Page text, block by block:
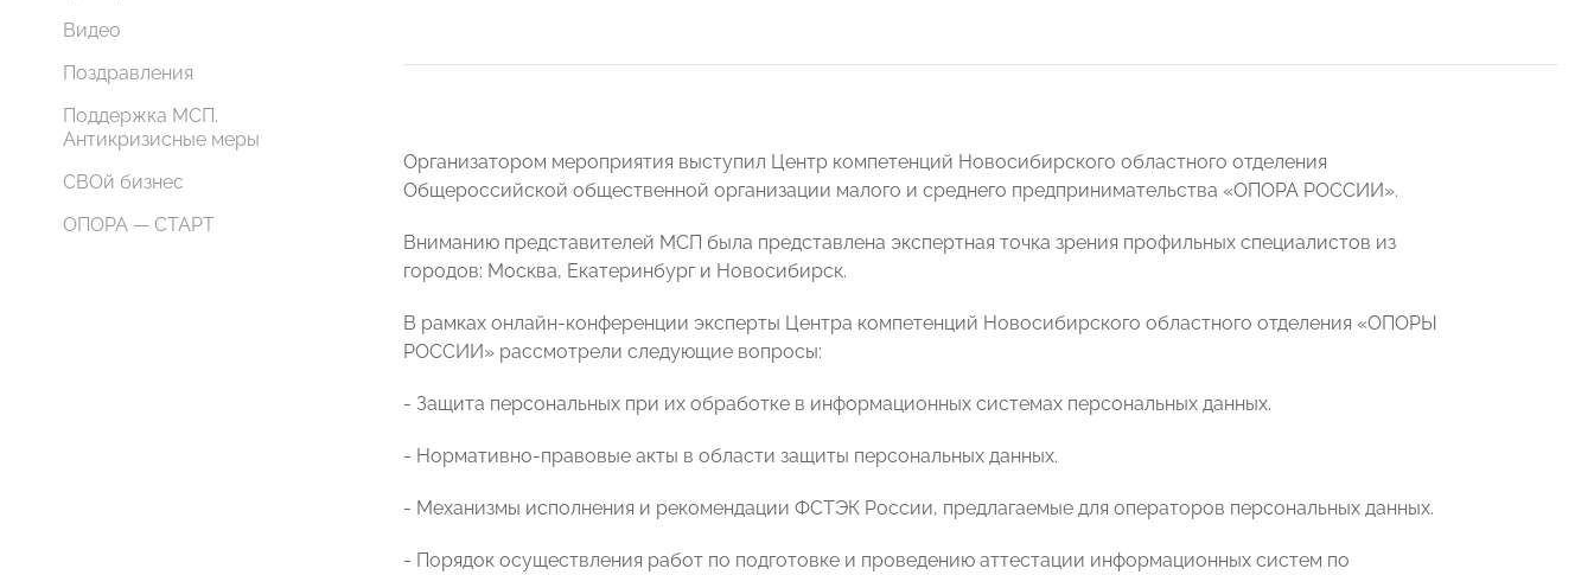
Видео
Поздравления
Поддержка МСП.
Антикризисные меры
СВОй бизнес
ОПОРА — СТАРТ
Организатором мероприятия выступил Центр компетенций Новосибирского областного отделения
Общероссийской общественной организации малого и среднего предпринимательства «ОПОРА РОССИИ».
Вниманию представителей МСП была представлена экспертная точка зрения профильных специалистов из
городов: Москва, Екатеринбург и Новосибирск.
В рамках онлайн-конференции эксперты Центра компетенций Новосибирского областного отделения «ОПОРЫ
РОССИИ» рассмотрели следующие вопросы:
- Защита персональных при их обработке в информационных системах персональных данных.
- Нормативно-правовые акты в области защиты персональных данных.
- Механизмы исполнения и рекомендации ФСТЭК России, предлагаемые для операторов персональных данных.
- Порядок осуществления работ по подготовке и проведению аттестации информационных систем по